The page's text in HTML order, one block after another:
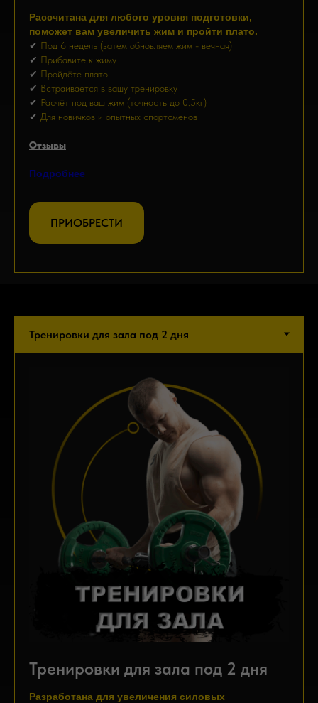
Рассчитана для любого уровня подготовки,
поможет вам увеличить жим и пройти плато.
✔ Под 6 недель (затем обновляем жим - вечная)
✔ Прибавите к жиму
✔ Пройдёте плато
✔ Встраивается в вашу тренировку
✔ Расчёт под ваш жим (точность до 0.5кг)
✔ Для новичков и опытных спортсменов
Отзывы
Подробнее
ПРИОБРЕСТИ
Тренировки для зала под 2 дня
Разработана для увеличения силовых